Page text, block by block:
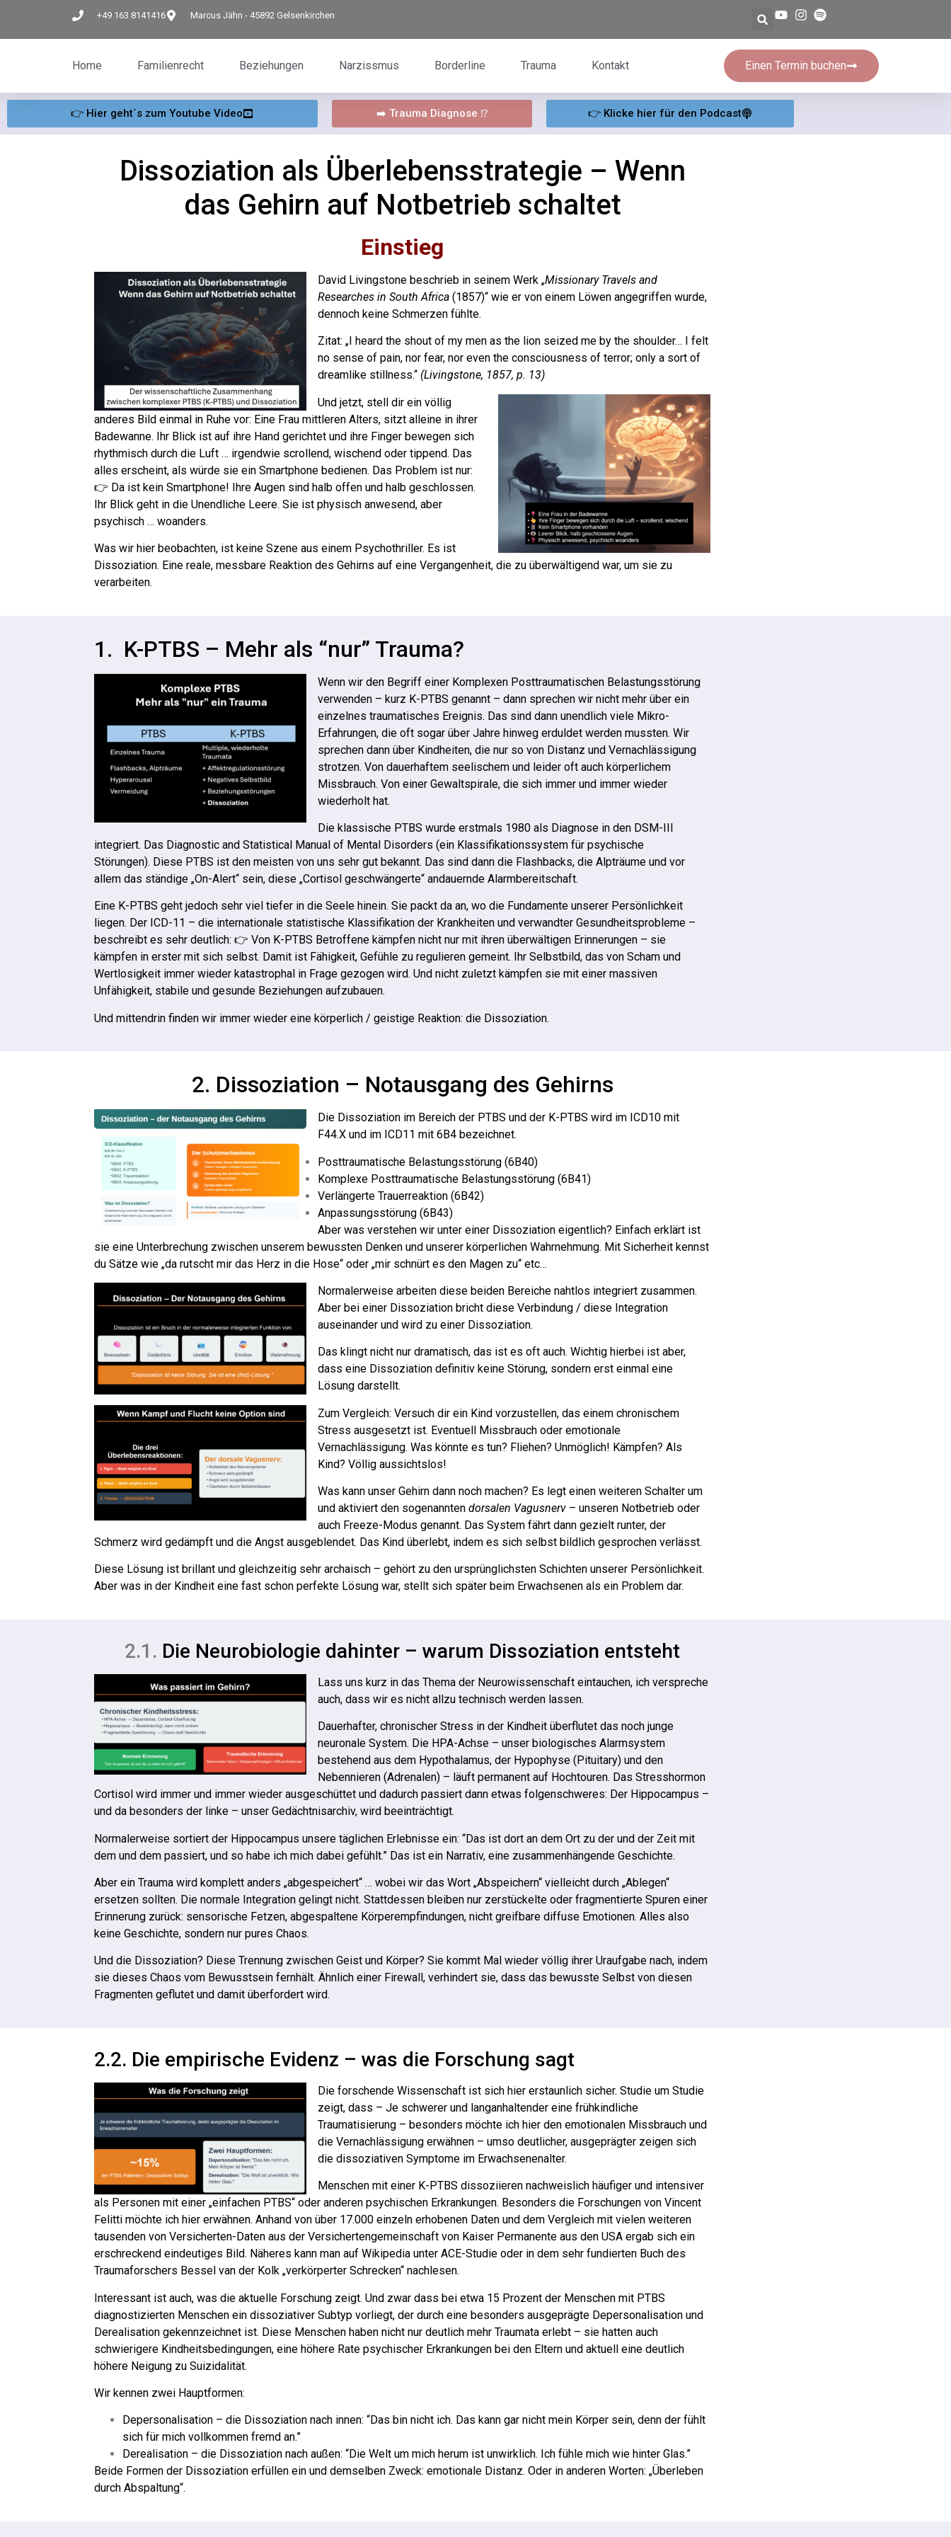
+49 163 8141416 Marcus Jähn - 45892 Gelsenkirchen
Home Familienrecht Beziehungen Narzissmus Borderline Trauma Kontakt Einen Termin buchen
👉 Hier geht´s zum Youtube Video ➡️ Trauma Diagnose ⁉️ 👉 Klicke hier für den Podcast
Dissoziation als Überlebensstrategie – Wenn
das Gehirn auf Notbetrieb schaltet
Einstieg
David Livingstone beschrieb in seinem Werk „Missionary Travels and
Researches in South Africa (1857)“ wie er von einem Löwen angegriffen wurde,
dennoch keine Schmerzen fühlte.
Zitat: „I heard the shout of my men as the lion seized me by the shoulder… I felt
no sense of pain, nor fear, nor even the consciousness of terror; only a sort of
dreamlike stillness.“ (Livingstone, 1857, p. 13)
Und jetzt, stell dir ein völlig
anderes Bild einmal in Ruhe vor: Eine Frau mittleren Alters, sitzt alleine in ihrer
Badewanne. Ihr Blick ist auf ihre Hand gerichtet und ihre Finger bewegen sich
rhythmisch durch die Luft … irgendwie scrollend, wischend oder tippend. Das
alles erscheint, als würde sie ein Smartphone bedienen. Das Problem ist nur:
👉 Da ist kein Smartphone! Ihre Augen sind halb offen und halb geschlossen.
Ihr Blick geht in die Unendliche Leere. Sie ist physisch anwesend, aber
psychisch … woanders.
Was wir hier beobachten, ist keine Szene aus einem Psychothriller. Es ist
Dissoziation. Eine reale, messbare Reaktion des Gehirns auf eine Vergangenheit, die zu überwältigend war, um sie zu
verarbeiten.
1. K-PTBS – Mehr als “nur” Trauma?
Wenn wir den Begriff einer Komplexen Posttraumatischen Belastungsstörung
verwenden – kurz K-PTBS genannt – dann sprechen wir nicht mehr über ein
einzelnes traumatisches Ereignis. Das sind dann unendlich viele Mikro-
Erfahrungen, die oft sogar über Jahre hinweg erduldet werden mussten. Wir
sprechen dann über Kindheiten, die nur so von Distanz und Vernachlässigung
strotzen. Von dauerhaftem seelischem und leider oft auch körperlichem
Missbrauch. Von einer Gewaltspirale, die sich immer und immer wieder
wiederholt hat.
Die klassische PTBS wurde erstmals 1980 als Diagnose in den DSM-III
integriert. Das Diagnostic and Statistical Manual of Mental Disorders (ein Klassifikationssystem für psychische
Störungen). Diese PTBS ist den meisten von uns sehr gut bekannt. Das sind dann die Flashbacks, die Alpträume und vor
allem das ständige „On-Alert“ sein, diese „Cortisol geschwängerte“ andauernde Alarmbereitschaft.
Eine K-PTBS geht jedoch sehr viel tiefer in die Seele hinein. Sie packt da an, wo die Fundamente unserer Persönlichkeit
liegen. Der ICD-11 – die internationale statistische Klassifikation der Krankheiten und verwandter Gesundheitsprobleme –
beschreibt es sehr deutlich: 👉 Von K-PTBS Betroffene kämpfen nicht nur mit ihren überwältigen Erinnerungen – sie
kämpfen in erster mit sich selbst. Damit ist Fähigkeit, Gefühle zu regulieren gemeint. Ihr Selbstbild, das von Scham und
Wertlosigkeit immer wieder katastrophal in Frage gezogen wird. Und nicht zuletzt kämpfen sie mit einer massiven
Unfähigkeit, stabile und gesunde Beziehungen aufzubauen.
Und mittendrin finden wir immer wieder eine körperlich / geistige Reaktion: die Dissoziation.
2. Dissoziation – Notausgang des Gehirns
Die Dissoziation im Bereich der PTBS und der K-PTBS wird im ICD10 mit
F44.X und im ICD11 mit 6B4 bezeichnet.
Posttraumatische Belastungsstörung (6B40)
Komplexe Posttraumatische Belastungsstörung (6B41)
Verlängerte Trauerreaktion (6B42)
Anpassungsstörung (6B43)
Aber was verstehen wir unter einer Dissoziation eigentlich? Einfach erklärt ist
sie eine Unterbrechung zwischen unserem bewussten Denken und unserer körperlichen Wahrnehmung. Mit Sicherheit kennst
du Sätze wie „da rutscht mir das Herz in die Hose“ oder „mir schnürt es den Magen zu“ etc…
Normalerweise arbeiten diese beiden Bereiche nahtlos integriert zusammen.
Aber bei einer Dissoziation bricht diese Verbindung / diese Integration
auseinander und wird zu einer Dissoziation.
Das klingt nicht nur dramatisch, das ist es oft auch. Wichtig hierbei ist aber,
dass eine Dissoziation definitiv keine Störung, sondern erst einmal eine
Lösung darstellt.
Zum Vergleich: Versuch dir ein Kind vorzustellen, das einem chronischem
Stress ausgesetzt ist. Eventuell Missbrauch oder emotionale
Vernachlässigung. Was könnte es tun? Fliehen? Unmöglich! Kämpfen? Als
Kind? Völlig aussichtslos!
Was kann unser Gehirn dann noch machen? Es legt einen weiteren Schalter um
und aktiviert den sogenanntendorsalen Vagusnerv – unseren Notbetrieb oder
auch Freeze-Modus genannt. Das System fährt dann gezielt runter, der
Schmerz wird gedämpft und die Angst ausgeblendet. Das Kind überlebt, indem es sich selbst bildlich gesprochen verlässt.
Diese Lösung ist brillant und gleichzeitig sehr archaisch – gehört zu den ursprünglichsten Schichten unserer Persönlichkeit.
Aber was in der Kindheit eine fast schon perfekte Lösung war, stellt sich später beim Erwachsenen als ein Problem dar.
2.1. Die Neurobiologie dahinter – warum Dissoziation entsteht
Lass uns kurz in das Thema der Neurowissenschaft eintauchen, ich verspreche
auch, dass wir es nicht allzu technisch werden lassen.
Dauerhafter, chronischer Stress in der Kindheit überflutet das noch junge
neuronale System. Die HPA-Achse – unser biologisches Alarmsystem
bestehend aus dem Hypothalamus, der Hypophyse (Pituitary) und den
Nebennieren (Adrenalen) – läuft permanent auf Hochtouren. Das Stresshormon
Cortisol wird immer und immer wieder ausgeschüttet und dadurch passiert dann etwas folgenschweres: Der Hippocampus –
und da besonders der linke – unser Gedächtnisarchiv, wird beeinträchtigt.
Normalerweise sortiert der Hippocampus unsere täglichen Erlebnisse ein: “Das ist dort an dem Ort zu der und der Zeit mit
dem und dem passiert, und so habe ich mich dabei gefühlt.” Das ist ein Narrativ, eine zusammenhängende Geschichte.
Aber ein Trauma wird komplett anders „abgespeichert“ … wobei wir das Wort „Abspeichern“ vielleicht durch „Ablegen“
ersetzen sollten. Die normale Integration gelingt nicht. Stattdessen bleiben nur zerstückelte oder fragmentierte Spuren einer
Erinnerung zurück: sensorische Fetzen, abgespaltene Körperempfindungen, nicht greifbare diffuse Emotionen. Alles also
keine Geschichte, sondern nur pures Chaos.
Und die Dissoziation? Diese Trennung zwischen Geist und Körper? Sie kommt Mal wieder völlig ihrer Uraufgabe nach, indem
sie dieses Chaos vom Bewusstsein fernhält. Ähnlich einer Firewall, verhindert sie, dass das bewusste Selbst von diesen
Fragmenten geflutet und damit überfordert wird.
2.2. Die empirische Evidenz – was die Forschung sagt
Die forschende Wissenschaft ist sich hier erstaunlich sicher. Studie um Studie
zeigt, dass – Je schwerer und langanhaltender eine frühkindliche
Traumatisierung – besonders möchte ich hier den emotionalen Missbrauch und
die Vernachlässigung erwähnen – umso deutlicher, ausgeprägter zeigen sich
die dissoziativen Symptome im Erwachsenenalter.
Menschen mit einer K-PTBS dissoziieren nachweislich häufiger und intensiver
als Personen mit einer „einfachen PTBS“ oder anderen psychischen Erkrankungen. Besonders die Forschungen von Vincent
Felitti möchte ich hier erwähnen. Anhand von über 17.000 einzeln erhobenen Daten und dem Vergleich mit vielen weiteren
tausenden von Versicherten-Daten aus der Versichertengemeinschaft von Kaiser Permanente aus den USA ergab sich ein
erschreckend eindeutiges Bild. Näheres kann man auf Wikipedia unter ACE-Studie oder in dem sehr fundierten Buch des
Traumaforschers Bessel van der Kolk „verkörperter Schrecken“ nachlesen.
Interessant ist auch, was die aktuelle Forschung zeigt. Und zwar dass bei etwa 15 Prozent der Menschen mit PTBS
diagnostizierten Menschen ein dissoziativer Subtyp vorliegt, der durch eine besonders ausgeprägte Depersonalisation und
Derealisation gekennzeichnet ist. Diese Menschen haben nicht nur deutlich mehr Traumata erlebt – sie hatten auch
schwierigere Kindheitsbedingungen, eine höhere Rate psychischer Erkrankungen bei den Eltern und aktuell eine deutlich
höhere Neigung zu Suizidalität.
Wir kennen zwei Hauptformen:
Depersonalisation – die Dissoziation nach innen: “Das bin nicht ich. Das kann gar nicht mein Körper sein, denn der fühlt
sich für mich vollkommen fremd an.”
Derealisation – die Dissoziation nach außen: “Die Welt um mich herum ist unwirklich. Ich fühle mich wie hinter Glas.”
Beide Formen der Dissoziation erfüllen ein und demselben Zweck: emotionale Distanz. Oder in anderen Worten: „Überleben
durch Abspaltung“.